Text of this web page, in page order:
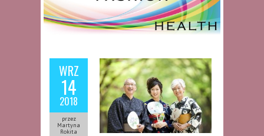
WRZ
14
2018
przez
Martyna
Rokita